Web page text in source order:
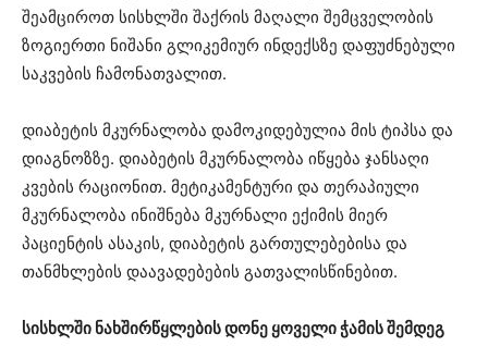
შეამციროთ სისხლში შაქრის მაღალი შემცველობის
ზოგიერთი ნიშანი გლიკემიურ ინდექსზე დაფუძნებული
საკვების ჩამონათვალით.
დიაბეტის მკურნალობა დამოკიდებულია მის ტიპსა და
დიაგნოზზე. დიაბეტის მკურნალობა იწყება ჯანსაღი
კვების რაციონით. მეტიკამენტური და თერაპიული
მკურნალობა ინიშნება მკურნალი ექიმის მიერ
პაციენტის ასაკის, დიაბეტის გართულებებისა და
თანმხლების დაავადებების გათვალისწინებით.
სისხლში ნახშირწყლების დონე ყოველი ჭამის შემდეგ